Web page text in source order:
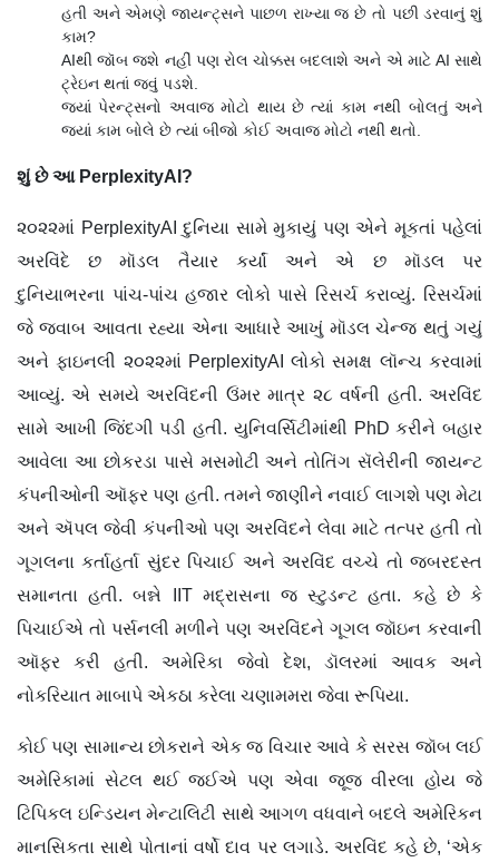
હતી અને એમણે જાયન્ટ્સને પાછળ રાખ્યા જ છે તો પછી ડરવાનું શું
કામ?
AIથી જૉબ જશે નહીં પણ રોલ ચોક્કસ બદલાશે અને એ માટે AI સાથે
ટ્રેઇન થતાં જવું પડશે.
જ્યાં પેરન્ટ્સનો અવાજ મોટો થાય છે ત્યાં કામ નથી બોલતું અને
જ્યાં કામ બોલે છે ત્યાં બીજો કોઈ અવાજ મોટો નથી થતો.
શું છે આ PerplexityAI?
૨૦૨૨માં PerplexityAI દુનિયા સામે મુકાયું પણ એને મૂકતાં પહેલાં
અરવિંદે છ મૉડલ તૈયાર કર્યાં અને એ છ મૉડલ પર
દુનિયાભરના પાંચ-પાંચ હજાર લોકો પાસે રિસર્ચ કરાવ્યું. રિસર્ચમાં
જે જવાબ આવતા રહ્યા એના આધારે આખું મૉડલ ચેન્જ થતું ગયું
અને ફાઇનલી ૨૦૨૨માં PerplexityAI લોકો સમક્ષ લૉન્ચ કરવામાં
આવ્યું. એ સમયે અરવિંદની ઉંમર માત્ર ૨૮ વર્ષની હતી. અરવિંદ
સામે આખી જિંદગી પડી હતી. યુનિવર્સિટીમાંથી PhD કરીને બહાર
આવેલા આ છોકરડા પાસે મસમોટી અને તોતિંગ સૅલેરીની જાયન્ટ
કંપનીઓની ઑફર પણ હતી. તમને જાણીને નવાઈ લાગશે પણ મેટા
અને ઍપલ જેવી કંપનીઓ પણ અરવિંદને લેવા માટે તત્પર હતી તો
ગૂગલના કર્તાહર્તા સુંદર પિચાઈ અને અરવિંદ વચ્ચે તો જબરદસ્ત
સમાનતા હતી. બન્ને IIT મદ્રાસના જ સ્ટુડન્ટ હતા. કહે છે કે
પિચાઈએ તો પર્સનલી મળીને પણ અરવિંદને ગૂગલ જૉઇન કરવાની
ઑફર કરી હતી. અમેરિકા જેવો દેશ, ડૉલરમાં આવક અને
નોકરિયાત માબાપે એકઠા કરેલા ચણામમરા જેવા રૂપિયા.
કોઈ પણ સામાન્ય છોકરાને એક જ વિચાર આવે કે સરસ જૉબ લઈ
અમેરિકામાં સેટલ થઈ જઈએ પણ એવા જૂજ વીરલા હોય જે
ટિપિકલ ઇન્ડિયન મેન્ટાલિટી સાથે આગળ વધવાને બદલે અમેરિકન
માનસિકતા સાથે પોતાનાં વર્ષો દાવ પર લગાડે. અરવિંદ કહે છે, ‘એક